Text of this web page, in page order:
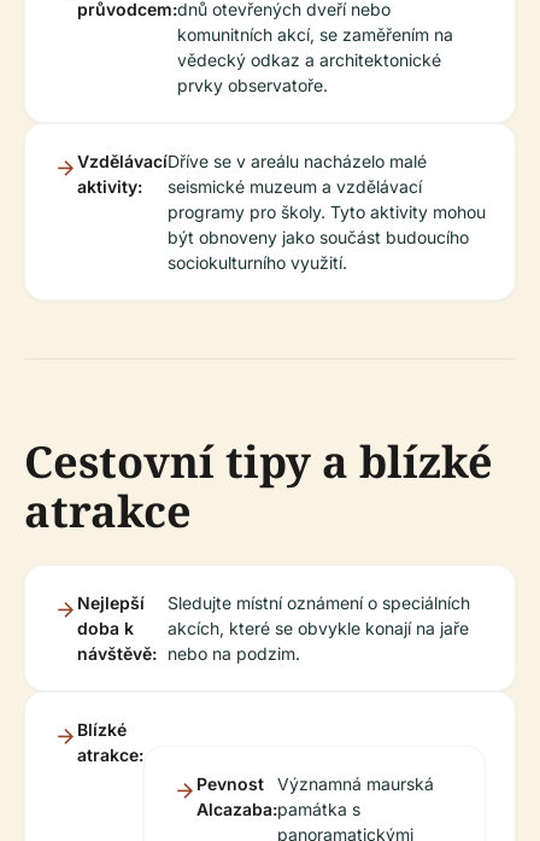
průvodcem:dnů otevřených dveří nebo
komunitních akcí, se zaměřením na
vědecký odkaz a architektonické
prvky observatoře.
Vzdělávací
aktivity:
Dříve se v areálu nacházelo malé
seismické muzeum a vzdělávací
programy pro školy. Tyto aktivity mohou
být obnoveny jako součást budoucího
sociokulturního využití.
Cestovní tipy a blízké
atrakce
Nejlepší
doba k
návštěvě:
Sledujte místní oznámení o speciálních
akcích, které se obvykle konají na jaře
nebo na podzim.
Blízké
atrakce:
Pevnost
Alcazaba:
Významná maurská
památka s
panoramatickými